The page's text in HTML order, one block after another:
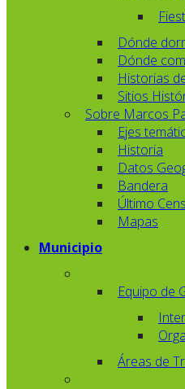
Dónde
Dónde
Historias
Sitios
Sobre Marcos
Ejes
Historia
Datos
Bandera
Último
Mapas
Municipio
Equipo de
Áreas de